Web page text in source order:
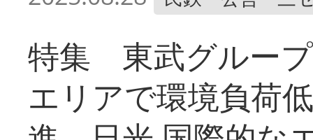
特集 東武グルー
エリアで環境負荷